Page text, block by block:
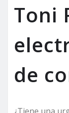
Toni
de